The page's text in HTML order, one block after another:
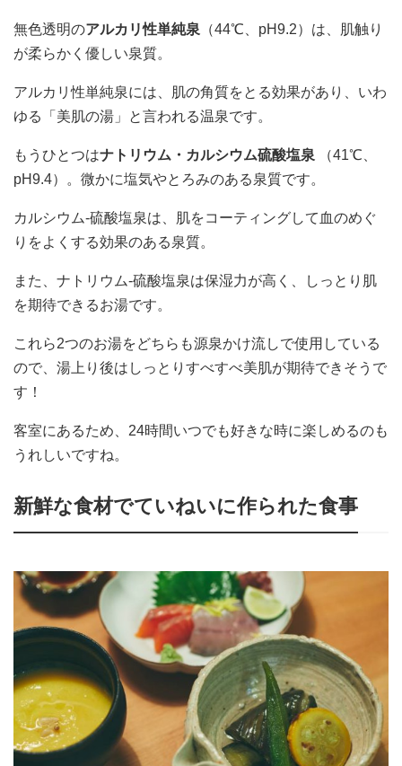
無色透明のアルカリ性単純泉 （44℃、pH9.2）は、肌触り
が柔らかく優しい泉質。
アルカリ性単純泉には、肌の角質をとる効果があり、いわ
ゆる「美肌の湯」と言われる温泉です。
もうひとつはナトリウム・カルシウム硫酸塩泉 （41℃、
pH9.4）。微かに塩気やとろみのある泉質です。
カルシウム-硫酸塩泉は、肌をコーティングして血のめぐ
りをよくする効果のある泉質。
また、ナトリウム-硫酸塩泉は保湿力が高く、しっとり肌
を期待できるお湯です。
これら2つのお湯をどちらも源泉かけ流しで使用している
ので、湯上り後はしっとりすべすべ美肌が期待できそうで
す！
客室にあるため、24時間いつでも好きな時に楽しめるのも
うれしいですね。
新鮮な食材でていねいに作られた食事